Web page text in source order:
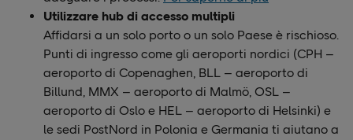
Utilizzare hub di accesso multipli
Affidarsi a un solo porto o un solo Paese è rischioso.
Punti di ingresso come gli aeroporti nordici (CPH –
aeroporto di Copenaghen, BLL – aeroporto di
Billund, MMX – aeroporto di Malmö, OSL –
aeroporto di Oslo e HEL – aeroporto di Helsinki) e
le sedi PostNord in Polonia e Germania ti aiutano a